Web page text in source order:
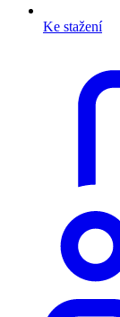
Ke stažení